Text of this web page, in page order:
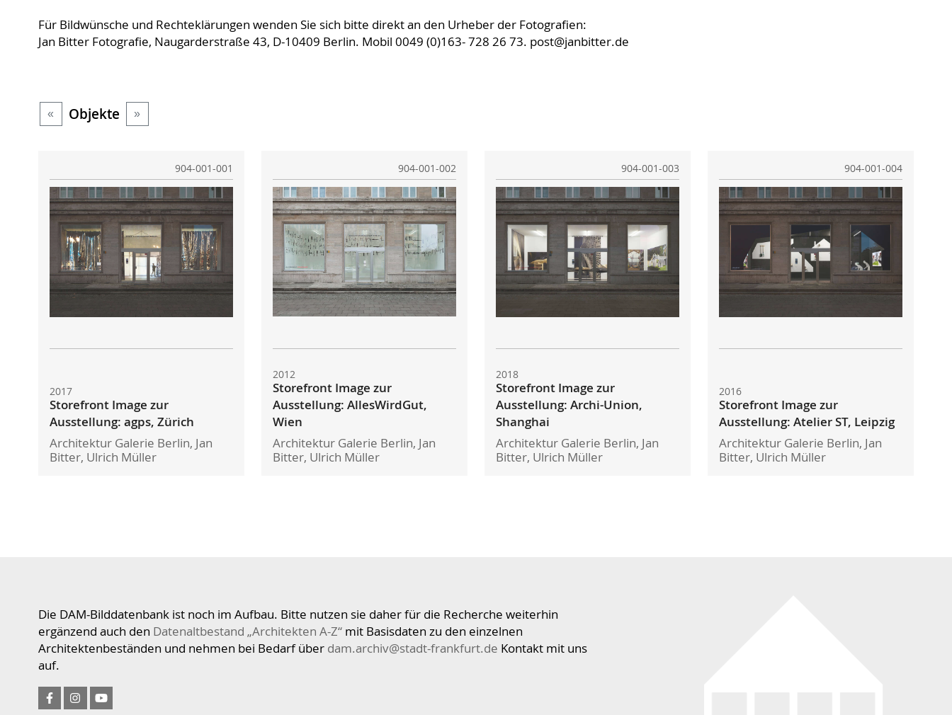
Für Bildwünsche und Rechteklärungen wenden Sie sich bitte direkt an den Urheber der Fotografien:
Jan Bitter Fotografie, Naugarderstraße 43, D-10409 Berlin. Mobil 0049 (0)163- 728 26 73. post@janbitter.de
« Objekte »
904-001-001
2017
Storefront Image zur
Ausstellung: agps, Zürich
Architektur Galerie Berlin, Jan
Bitter, Ulrich Müller
904-001-002
2012
Storefront Image zur
Ausstellung: AllesWirdGut,
Wien
Architektur Galerie Berlin, Jan
Bitter, Ulrich Müller
904-001-003
2018
Storefront Image zur
Ausstellung: Archi-Union,
Shanghai
Architektur Galerie Berlin, Jan
Bitter, Ulrich Müller
904-001-004
2016
Storefront Image zur
Ausstellung: Atelier ST, Leipzig
Architektur Galerie Berlin, Jan
Bitter, Ulrich Müller
Die DAM-Bilddatenbank ist noch im Aufbau. Bitte nutzen sie daher für die Recherche weiterhin
ergänzend auch den Datenaltbestand „Architekten A-Z“mit Basisdaten zu den einzelnen
Architektenbeständen und nehmen bei Bedarf über dam.archiv@stadt-frankfurt.de Kontakt mit uns
auf.